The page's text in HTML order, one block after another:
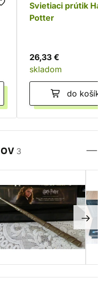
Svietiaci prútik
Potter
26,33 €
skladom
do košíka
3